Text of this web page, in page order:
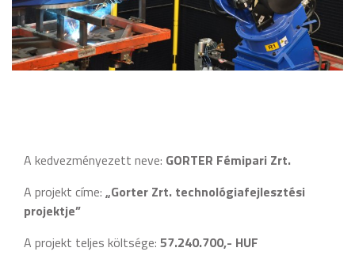
A kedvezményezett neve: GORTER Fémipari Zrt.
A projekt címe: „Gorter Zrt. technológiafejlesztési
projektje”
A projekt teljes költsége: 57.240.700,- HUF